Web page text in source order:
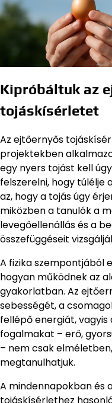
Kipróbáltuk az
tojáskísérletet
Az ejtőernyős
projektekben
egy nyers tojást kell
felszerelni, hogy túlélje
az, hogy a tojás úgy
miközben a tanulók a
levegőellenállás és a
összefüggéseit
A fizika szempontjából
hogyan működnek az
gyakorlatban. Az
sebességét, a
fellépő energiát,
fogalmakat – erő,
– nem csak
megtanulhatjuk.
A mindennapokban és